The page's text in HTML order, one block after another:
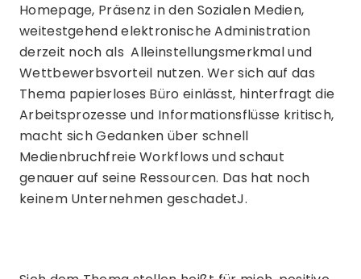
Homepage, Präsenz in den Sozialen Medien,
weitestgehend elektronische Administration
derzeit noch als Alleinstellungsmerkmal und
Wettbewerbsvorteil nutzen. Wer sich auf das
Thema papierloses Büro einlässt, hinterfragt die
Arbeitsprozesse und Informationsflüsse kritisch,
macht sich Gedanken über schnell
Medienbruchfreie Workflows und schaut
genauer auf seine Ressourcen. Das hat noch
keinem Unternehmen geschadetJ.